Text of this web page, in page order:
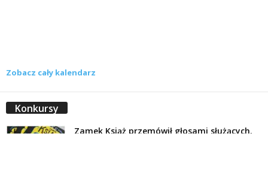
Zobacz cały kalendarz
Konkursy
Zamek Książ przemówił głosami służących.